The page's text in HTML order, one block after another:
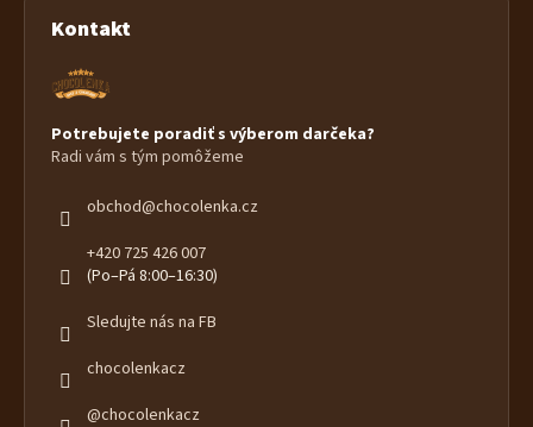
Kontakt
Potrebujete poradiť s výberom darčeka?
Radi vám s tým pomôžeme
obchod@chocolenka.cz
+420 725 426 007
(Po–Pá 8:00–16:30)
Sledujte nás na FB
chocolenkacz
@chocolenkacz